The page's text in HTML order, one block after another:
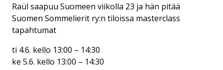
Raül saapuu Suomeen viikolla 23 ja hän pitää
Suomen Sommelierit ry:n tiloissa masterclass
tapahtumat
ti 4.6. kello 13:00 – 14:30
ke 5.6. kello 13:00 – 14:30